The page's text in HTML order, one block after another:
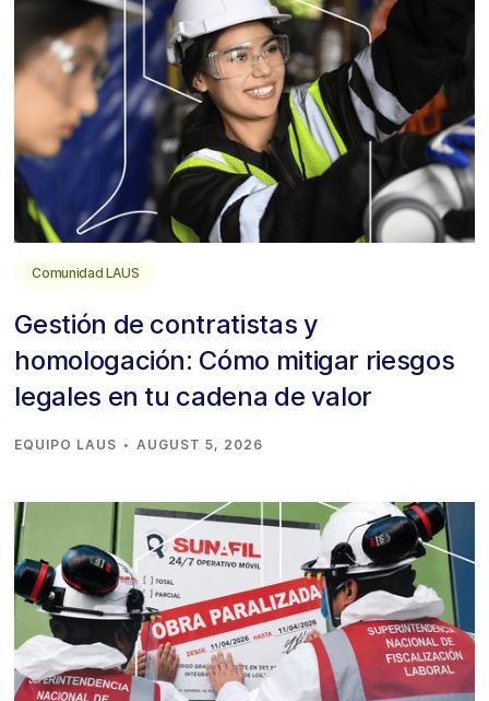
Comunidad LAUS
Gestión de contratistas y
homologación: Cómo mitigar riesgos
legales en tu cadena de valor
EQUIPO LAUS · AUGUST 5, 2026